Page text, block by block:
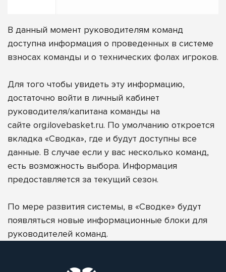
В данный момент руководителям команд
доступна информация о проведенных в системе
взносах команды и о технических фолах игроков.
Для того чтобы увидеть эту информацию,
достаточно войти в личный кабинет
руководителя/капитана команды на
сайте org.ilovebasket.ru. По умолчанию откроется
вкладка «Сводка», где и будут доступны все
данные. В случае если у вас несколько команд,
есть возможность выбора. Информация
предоставляется за текущий сезон.
По мере развития системы, в «Сводке» будут
появляться новые информационные блоки для
руководителей команд.